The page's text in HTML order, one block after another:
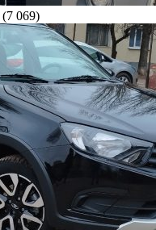
(7 069)